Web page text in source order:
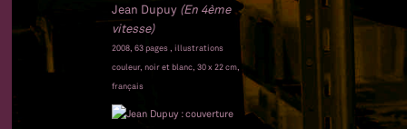
Jean Dupuy (En 4ème
vitesse)
2008, 63 pages , illustrations
couleur, noir et blanc, 30 x 22 cm,
français